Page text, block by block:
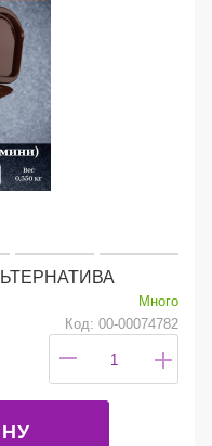
Много
Код: 00-00074782